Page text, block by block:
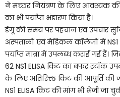
ने मच्छर नियंत्रण के लिए आवश्यक
का भी पर्याप्त भंडारण किया है।
डेंगू की समय पर पहचान एवं उपचार
अस्पतालों एवं मेडिकल कॉलेजों में NS1
पर्याप्त मात्रा में उपलब्ध कराई गई हैं।
62 NS1 ELISA किट का बफर स्टॉक
के लिए अतिरिक्त किट की आपूर्ति की
NS1 ELISA किट की मांग भी भेजी जा